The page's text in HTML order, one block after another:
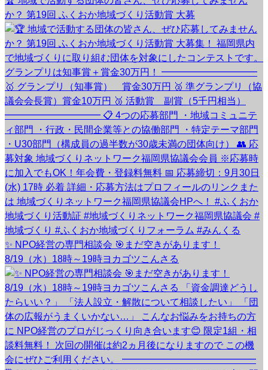
か？ 第19回 ふくおか地域づくり活動賞 大募
✨ NPO経営の専門相談会 🎯まだ空きがあります！
8/19（水）18時～19時ヨカゴツこんさる